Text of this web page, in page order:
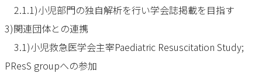
2.1.1)小児部門の独自解析を行い学会誌掲載を目指す
3)関連団体との連携
3.1)小児救急医学会主宰Paediatric Resuscitation Study;
PResS groupへの参加